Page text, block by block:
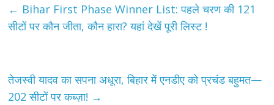
← Bihar First Phase Winner List: पहले चरण की 121
सीटों पर कौन जीता, कौन हारा? यहां देखें पूरी लिस्ट !
तेजस्वी यादव का सपना अधूरा, बिहार में एनडीए को प्रचंड बहुमत—
202 सीटों पर कब्ज़ा! →